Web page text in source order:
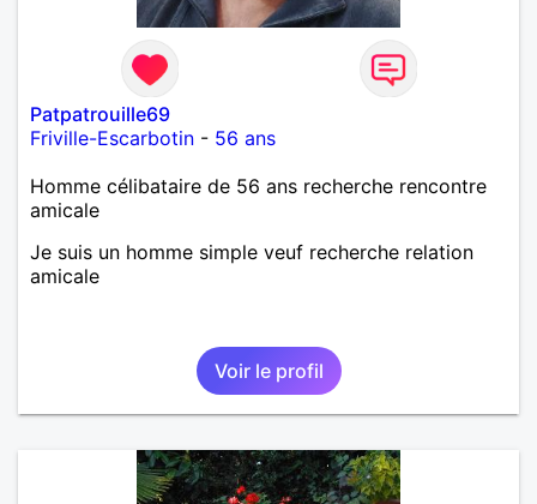
Patpatrouille69
Friville-Escarbotin - 56 ans
Homme célibataire de 56 ans recherche rencontre
amicale
Je suis un homme simple veuf recherche relation
amicale
Voir le profil